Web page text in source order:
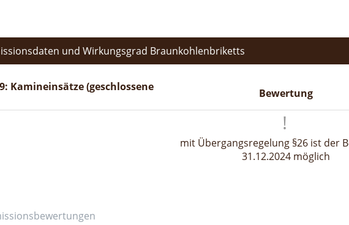
und Wirkungsgrad Braunkohlenbriketts
Kamineinsätze (geschlossene
Bewertung
mit Übergangsregelung §26 ist der
31.12.2024 möglich